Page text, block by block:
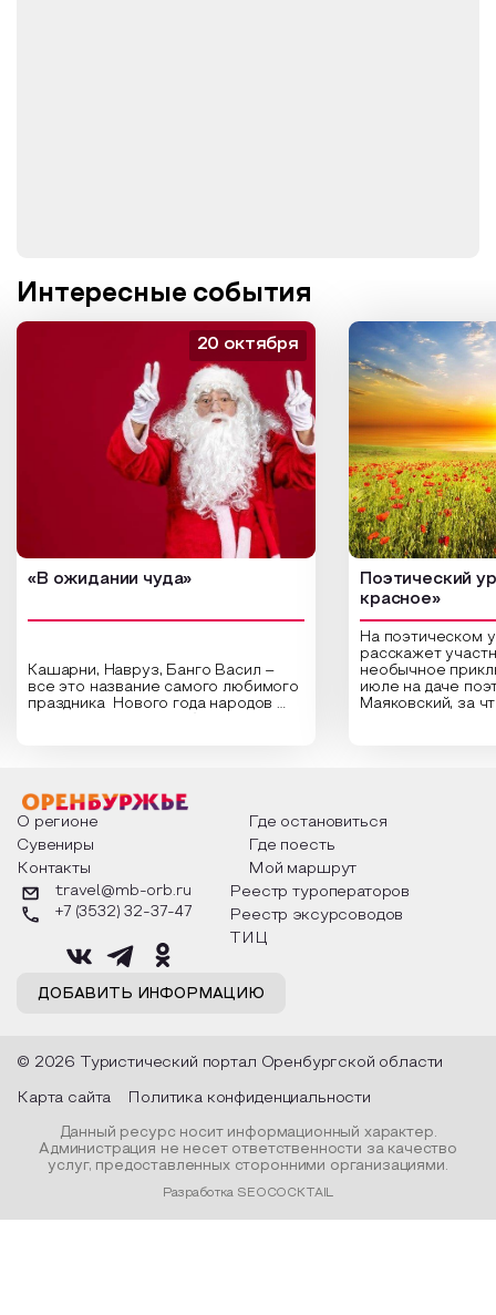
Интересные события
«В ожидании чуда»
Кашарни, Навруз, Банго Васил –
все это название самого любимого
праздника Нового года народов
о том, как встречают новый год в
разных уголках страны, какие
обряды совершают на удачу и
благополучие, в чем схожи и
различаются традиции. Кто такой
Дед Мороз и откуда он пришел, как
его называют в разных уголках
страны и как появились елочные
20 октября
Поэтический
красное»
На поэтическом
расскажет
необычное
июле на даче
Маяковский, за
Твардовского и
каждой строчке
восхищение
яркому времени
О регионе
Где остановиться
Сувениры
Где поесть
Контакты
Мой маршрут
ДОБАВИТЬ ИНФОРМАЦИЮ
travel@mb-orb.ru
+7 (3532) 32-37-47
Реестр туроператоров
Реестр эксурсоводов
ТИЦ
© 2026 Туристический портал Оренбургской области
Карта сайта Политика конфиденциальности
Данный ресурс носит информационный характер.
Администрация не несет ответственности за качество
услуг, предоставленных сторонними организациями.
Разработка SEOCOCKTAIL